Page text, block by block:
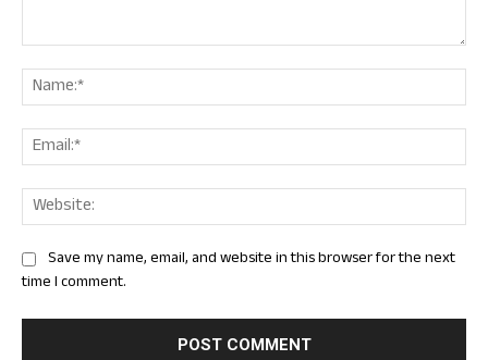
Save my name, email, and website in this browser for the next
time I comment.